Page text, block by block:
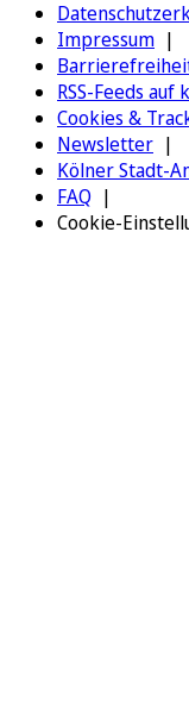
Impressum
RSS-Feeds auf
Cookies &
Newsletter
Kölner Stadt-
FAQ
Cookie-